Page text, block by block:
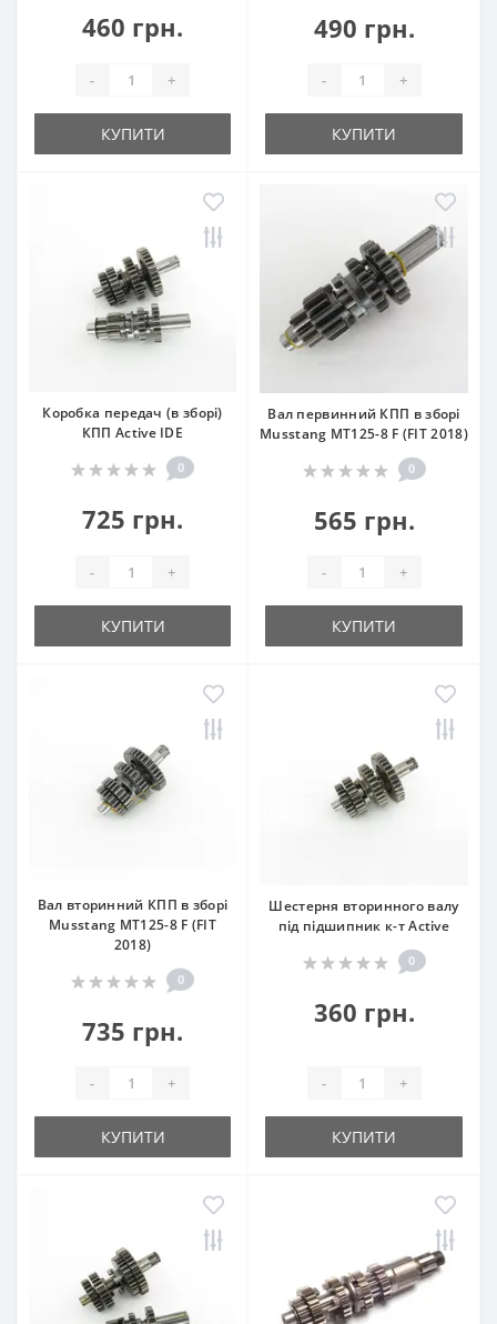
460 грн.
- +
КУПИТИ
490 грн.
- +
КУПИТИ
Коробка передач (в зборі)
КПП Active IDE
0
725 грн.
- +
КУПИТИ
Вал первинний КПП в зборі
Musstang MT125-8 F (FIT 2018)
0
565 грн.
- +
КУПИТИ
Вал вторинний КПП в зборі
Musstang MT125-8 F (FIT
2018)
0
735 грн.
- +
КУПИТИ
Шестерня вторинного валу
під підшипник к-т Active
0
360 грн.
- +
КУПИТИ